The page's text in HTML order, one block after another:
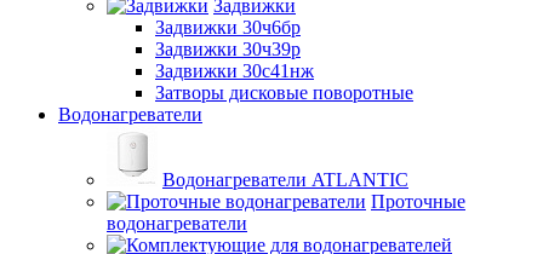
Задвижки
Задвижки 30ч6бр
Задвижки 30ч39р
Задвижки 30с41нж
Затворы дисковые поворотные
Водонагреватели
Водонагреватели ATLANTIC
Проточные
водонагреватели